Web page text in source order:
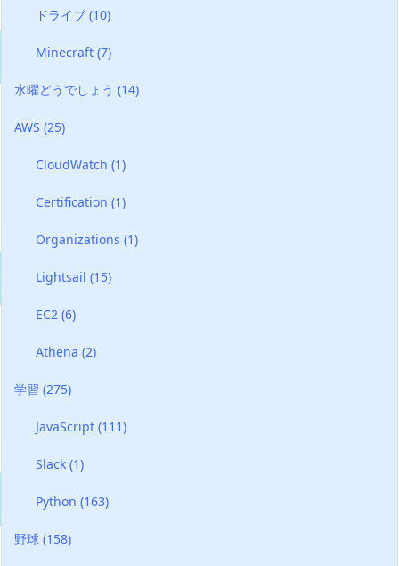
ドライブ(10)
Minecraft(7)
水曜どうでしょう (14)
AWS (25)
CloudWatch(1)
Certification(1)
Organizations(1)
Lightsail(15)
EC2(6)
Athena(2)
学習 (275)
JavaScript(111)
Slack(1)
Python(163)
野球 (158)